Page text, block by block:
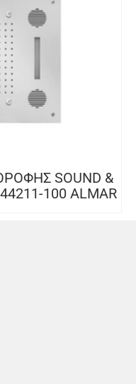
SOUND &
100 ALMAR